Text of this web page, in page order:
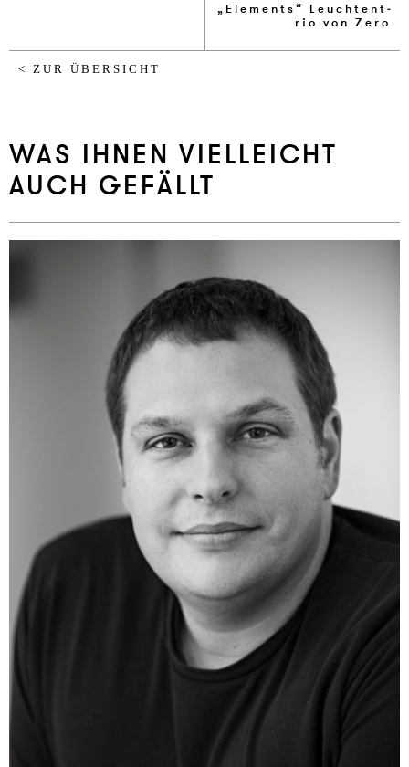
„Ele­ments“ Leuch­tent­
rio von Zero
< ZUR ÜBERSICHT
WAS IHNEN VIELLEICHT
AUCH GEFÄLLT